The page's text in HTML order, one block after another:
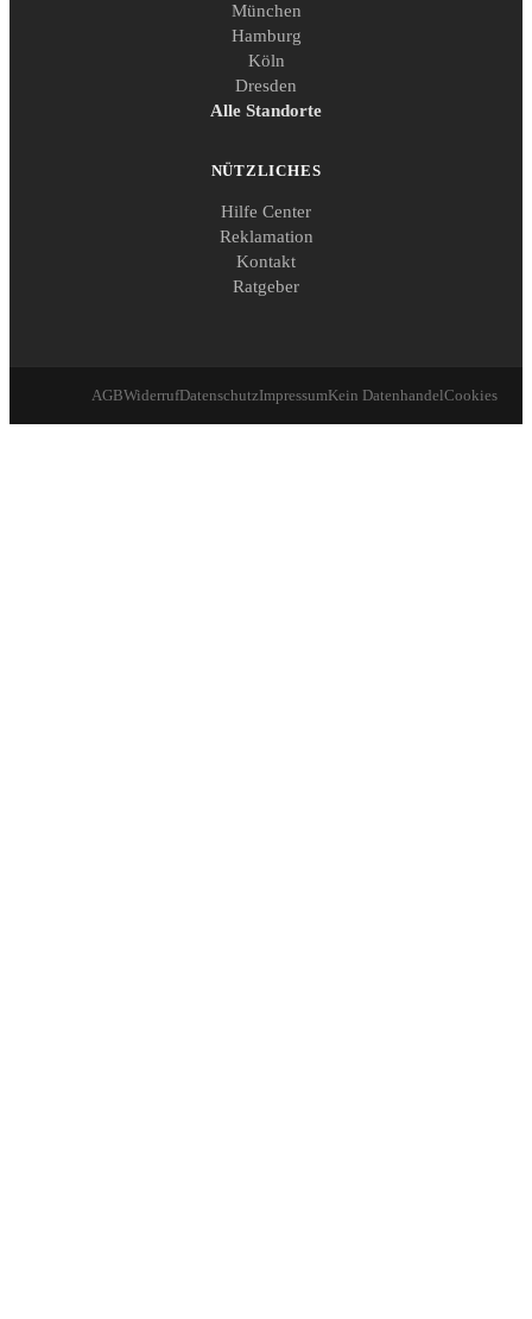
München
Hamburg
Köln
Dresden
Alle Standorte
NÜTZLICHES
Hilfe Center
Reklamation
Kontakt
Ratgeber
AGBWiderrufDatenschutzImpressumKein DatenhandelCookies